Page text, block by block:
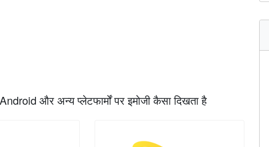
और अन्य प्लेटफार्मों पर इमोजी कैसा दिखता है